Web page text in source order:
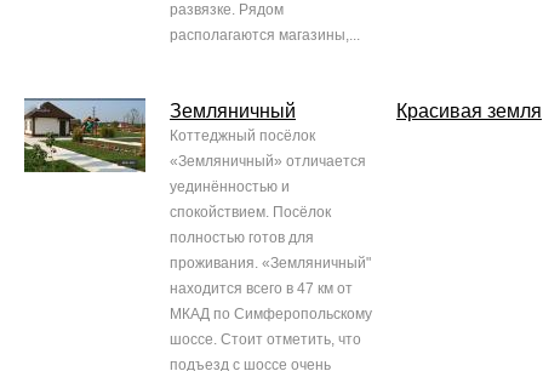
развязке. Рядом
располагаются магазины,...
Земляничный
Коттеджный посёлок
«Земляничный» отличается
уединённостью и
спокойствием. Посёлок
полностью готов для
проживания. «Земляничный"
находится всего в 47 км от
МКАД по Симферопольскому
шоссе. Стоит отметить, что
подъезд с шоссе очень
Красивая земля